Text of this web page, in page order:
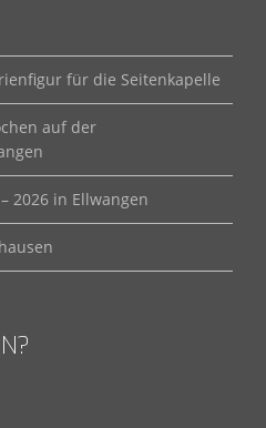
für die Seitenkapelle
auf der
2026 in Ellwangen